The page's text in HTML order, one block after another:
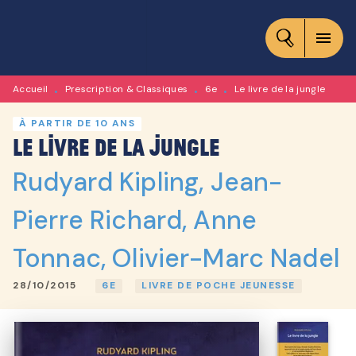
CONTENU
menu
Accueil • Prescription & Classiques • 6e • Le livre de la jungle
À PARTIR DE 10 ANS
Le livre de la jungle
Rudyard Kipling, Jean-
Pierre Richard, Anne
Tonnac, Olivier-Marc Nadel
28/10/2015 6E LIVRE DE POCHE JEUNESSE